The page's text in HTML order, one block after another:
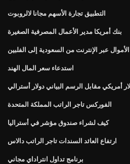
التطبيق تجارة الأسهم مجانا لالروبوت
بنك أمريكا مدير الأعمال المصرفية الصغيرة
عبر الإنترنت من السعودية إلى الفلبين
استدعاء سعر المال الهند
أمريكي مقابل الرسم البياني دولار أسترالي
الفوركس تاجر الراتب المملكة المتحدة
كيف لشراء صندوق مؤشر في أستراليا
ارتفاع العائد السندات تاجر الراتب دالاس
برنامج تداول انتراداي مجاني